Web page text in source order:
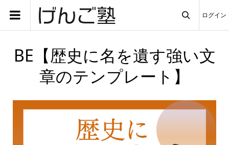
ログイン
BE【歴史に名を遺す強い文
章のテンプレート】